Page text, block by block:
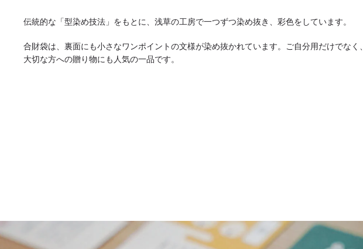
伝統的な「型染め技法」をもとに、浅草の工房で一つずつ染め抜き、彩色をしています。
合財袋は、裏面にも小さなワンポイントの文様が染め抜かれています。ご自分用だけでなく、
大切な方への贈り物にも人気の一品です。